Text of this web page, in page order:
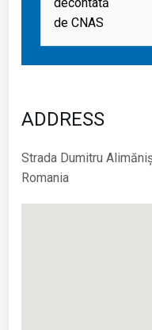
de CNAS
ADDRESS
Strada Dumitru
Romania